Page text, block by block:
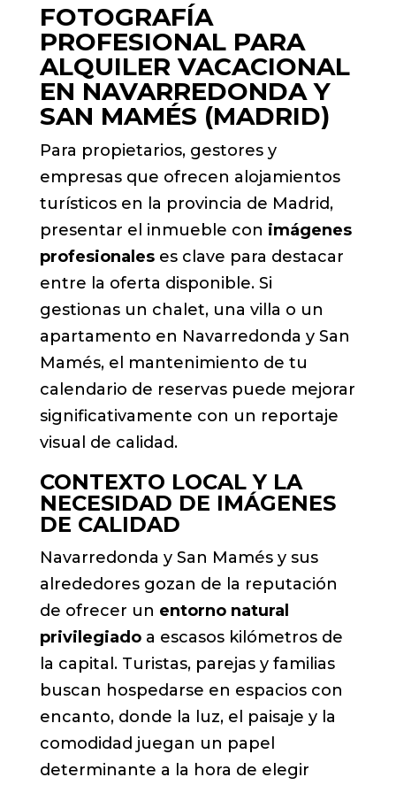
FOTOGRAFÍA
PROFESIONAL PARA
ALQUILER VACACIONAL
EN NAVARREDONDA Y
SAN MAMÉS (MADRID)
Para propietarios, gestores y
empresas que ofrecen alojamientos
turísticos en la provincia de Madrid,
presentar el inmueble con imágenes
profesionaleses clave para destacar
entre la oferta disponible. Si
gestionas un chalet, una villa o un
apartamento en Navarredonda y San
Mamés, el mantenimiento de tu
calendario de reservas puede mejorar
significativamente con un reportaje
visual de calidad.
CONTEXTO LOCAL Y LA
NECESIDAD DE IMÁGENES
DE CALIDAD
Navarredonda y San Mamés y sus
alrededores gozan de la reputación
de ofrecer un entorno natural
privilegiadoa escasos kilómetros de
la capital. Turistas, parejas y familias
buscan hospedarse en espacios con
encanto, donde la luz, el paisaje y la
comodidad juegan un papel
determinante a la hora de elegir